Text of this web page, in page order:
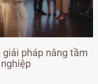
pháp nâng tầm